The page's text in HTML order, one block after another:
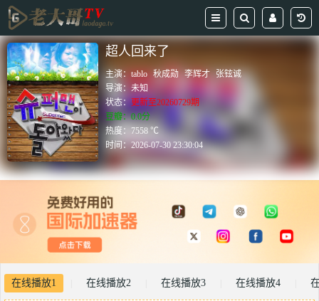
超人回来了
主演：tablo 秋成勋 李辉才
张铉诚
导演：未知
状态： 更新至20260729期
豆瓣：0.0分
热度：7558 ℃
时间：2026-07-30 23:30:04
在线播放1 在线播放2 在线播放3 在线播放4